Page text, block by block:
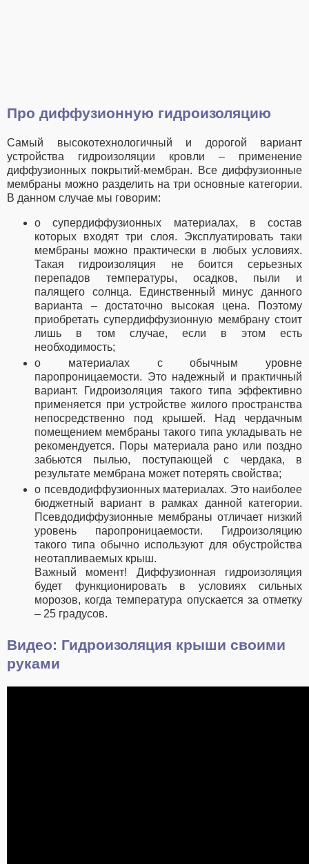
Про диффузионную гидроизоляцию
Самый высокотехнологичный и дорогой вариант
устройства гидроизоляции кровли – применение
диффузионных покрытий-мембран. Все диффузионные
мембраны можно разделить на три основные категории.
В данном случае мы говорим:
о супердиффузионных материалах, в состав
которых входят три слоя. Эксплуатировать таки
мембраны можно практически в любых условиях.
Такая гидроизоляция не боится серьезных
перепадов температуры, осадков, пыли и
палящего солнца. Единственный минус данного
варианта – достаточно высокая цена. Поэтому
приобретать супердиффузионную мембрану стоит
лишь в том случае, если в этом есть
необходимость;
о материалах с обычным уровне
паропроницаемости. Это надежный и практичный
вариант. Гидроизоляция такого типа эффективно
применяется при устройстве жилого пространства
непосредственно под крышей. Над чердачным
помещением мембраны такого типа укладывать не
рекомендуется. Поры материала рано или поздно
забьются пылью, поступающей с чердака, в
результате мембрана может потерять свойства;
о псевдодиффузионных материалах. Это наиболее
бюджетный вариант в рамках данной категории.
Псевдодиффузионные мембраны отличает низкий
уровень паропроницаемости. Гидроизоляцию
такого типа обычно используют для обустройства
неотапливаемых крыш.
Важный момент! Диффузионная гидроизоляция
будет функционировать в условиях сильных
морозов, когда температура опускается за отметку
– 25 градусов.
Видео: Гидроизоляция крыши своими
руками